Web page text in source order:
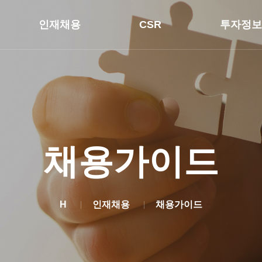
인재채용 CSR 투자정보
채용가이드
H 인재채용 채용가이드